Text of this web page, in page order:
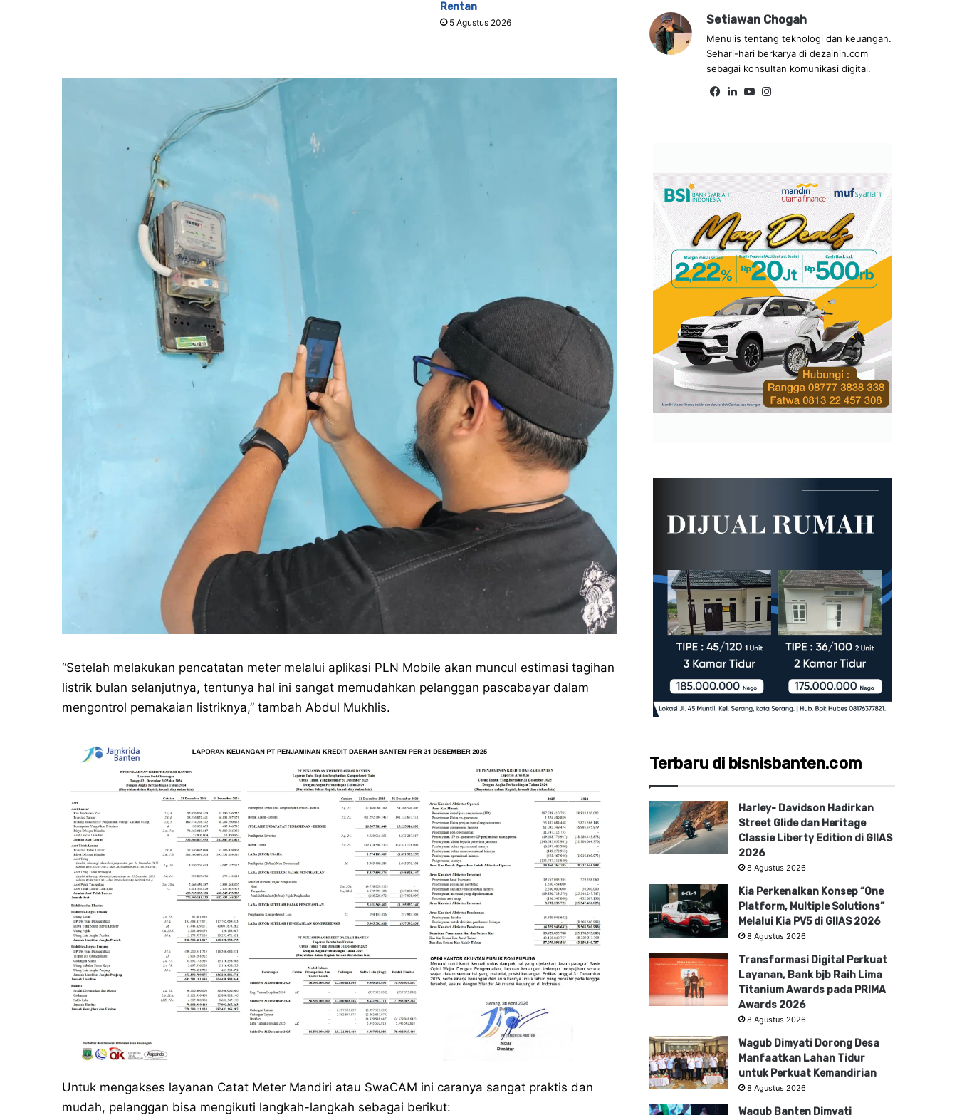
Rentan
5 Agustus 2026
“Setelah melakukan pencatatan meter melalui aplikasi PLN Mobile akan muncul estimasi tagihan
listrik bulan selanjutnya, tentunya hal ini sangat memudahkan pelanggan pascabayar dalam
mengontrol pemakaian listriknya,” tambah Abdul Mukhlis.
Untuk mengakses layanan Catat Meter Mandiri atau SwaCAM ini caranya sangat praktis dan
mudah, pelanggan bisa mengikuti langkah-langkah sebagai berikut:
Setiawan Chogah
Menulis tentang teknologi dan keuangan.
Sehari-hari berkarya di dezainin.com
sebagai konsultan komunikasi digital.
Fa Lin Yo
Terbaru di bisnisbanten.com
Harley- Davidson Hadirkan
Street Glide dan Heritage
Classie Liberty Edition di GIIAS
2026
8 Agustus 2026
Kia Perkenalkan Konsep “One
Platform, Multiple Solutions”
Melalui Kia PV5 di GIIAS 2026
8 Agustus 2026
Transformasi Digital Perkuat
Layanan, Bank bjb Raih Lima
Titanium Awards pada PRIMA
Awards 2026
8 Agustus 2026
Wagub Dimyati Dorong Desa
Manfaatkan Lahan Tidur
untuk Perkuat Kemandirian
8 Agustus 2026
Wagub Banten Dimyati